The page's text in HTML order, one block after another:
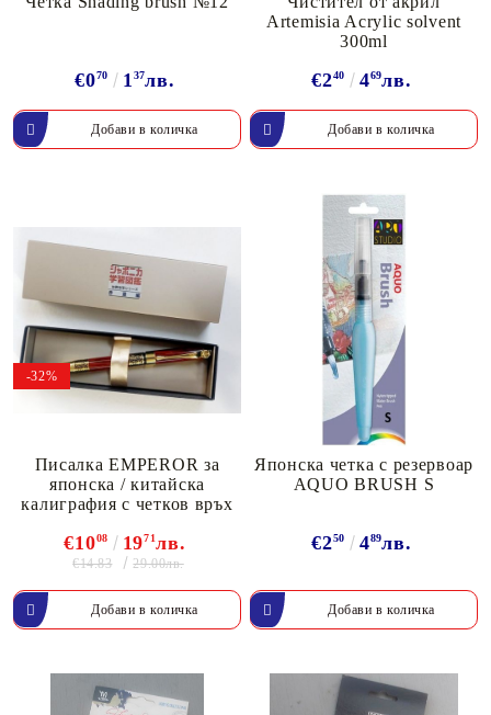
€070 137лв.
Artemisia Acrylic solvent
300ml
€240 469лв.
-32%
Писалка EMPEROR за
японска / китайска
калиграфия с четков връх
€1008 1971лв.
€14.83 29.00лв.
Японска четкa с резервоар
AQUO BRUSH S
€250 489лв.